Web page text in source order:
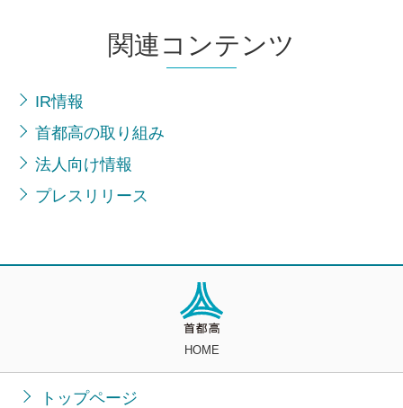
関連コンテンツ
IR情報
首都高の取り組み
法人向け情報
プレスリリース
HOME
トップページ